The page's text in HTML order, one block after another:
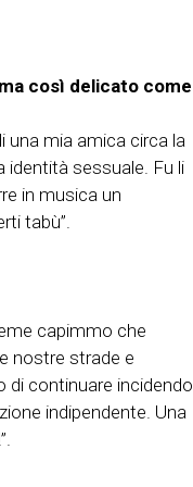
così delicato come
una mia amica circa la
identità sessuale. Fu li
in musica un
tabù”.
capimmo che
nostre strade e
di continuare incidendo
indipendente. Una